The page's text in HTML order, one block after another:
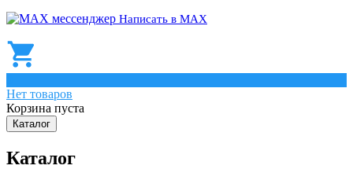
Написать в МАХ
Нет товаров
Корзина пуста
Каталог
Каталог